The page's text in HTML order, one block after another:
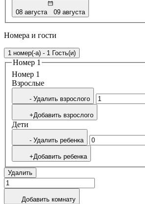
08 августа 09 августа
Номера и гости
1 номер(-а) - 1 Гость(и)
Номер 1
Номер 1
Bзрослые
- Удалить взрослого
+Добавить взрослого
Дети
- Удалить ребенка
+Добавить ребенка
Удалить
Добавить комнату